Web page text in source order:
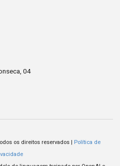
04
os direitos reservados |
Política de